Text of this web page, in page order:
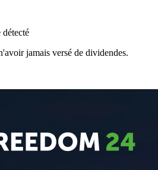
jamais versé de dividendes.